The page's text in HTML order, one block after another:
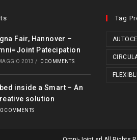
Fair, Hannover –
Patecipation
2013 / 0 COMMENTS
inside a Smart – An
solution
0 COMMENTS
Tag